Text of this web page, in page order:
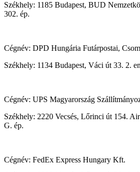
Székhely: 1185 Budapest, BUD
302. ép.
Cégnév: DPD Hungária Futárpostai,
Székhely: 1134 Budapest, Váci út 33. 2.
Cégnév: UPS Magyarország
Székhely: 2220 Vecsés, Lőrinci út 154.
G. ép.
Cégnév: FedEx Express Hungary Kft.